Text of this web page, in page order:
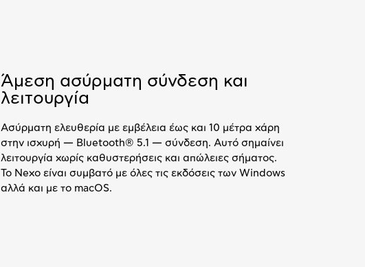
Άμεση ασύρματη σύνδεση και
λειτουργία
Ασύρματη ελευθερία με εμβέλεια έως και 10 μέτρα χάρη
στην ισχυρή — Bluetooth® 5.1 — σύνδεση. Αυτό σημαίνει
λειτουργία χωρίς καθυστερήσεις και απώλειες σήματος.
Το Nexo είναι συμβατό με όλες τις εκδόσεις των Windows
αλλά και με το macOS.